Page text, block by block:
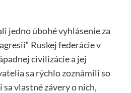
jedno úbohé vyhlásenie za
Ruskej federácie v
civilizácie a jej
sa rýchlo zoznámili so
vlastné závery o nich,